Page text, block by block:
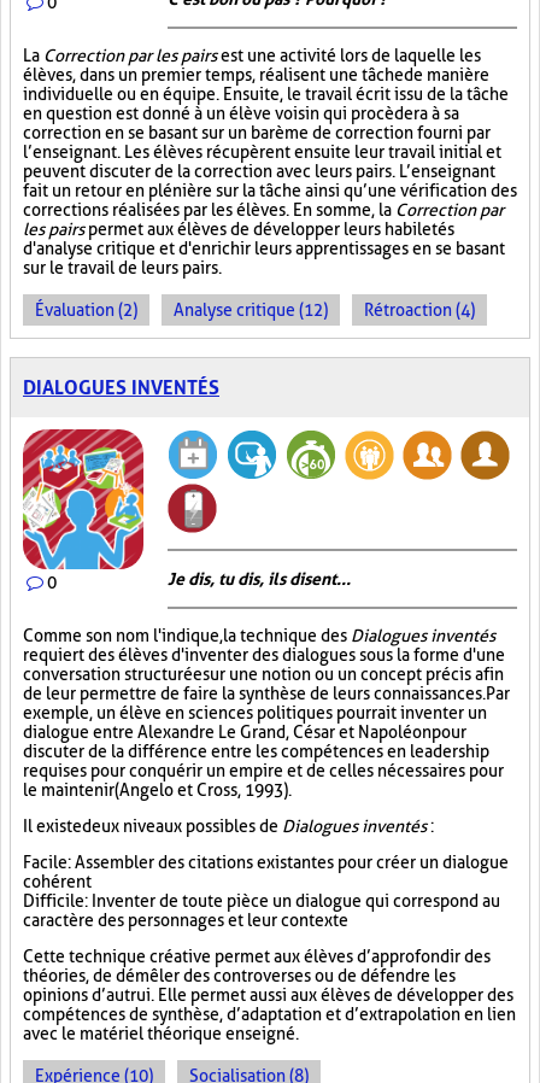
La Correction par les pairsest une activité lors de laquelle les
élèves, dans un premier temps, réalisent une tâche de manière
individuelle ou en équipe. Ensuite, le travail écrit issu de la tâche
en question est donné à un élève voisin qui procèdera à sa
correction en se basant sur un barème de correction fourni par
l’enseignant. Les élèves récupèrent ensuite leur travail initial et
peuvent discuter de la correction avec leurs pairs. L’enseignant
fait un retour en plénière sur la tâche ainsi qu’une vérification des
corrections réalisées par les élèves. En somme, la Correction par
les pairspermet aux élèves de développer leurs habiletés
d'analyse critique et d'enrichir leurs apprentissages en se basant
sur le travail de leurs pairs.
Évaluation (2) Analyse critique (12) Rétroaction (4)
DIALOGUES INVENTÉS
0 Je dis, tu dis, ils disent...
Comme son nom l'indique, la technique des Dialogues inventés
requiert des élèves d'inventer des dialogues sous la forme d'une
conversation structurée sur une notion ou un concept précis afin
de leur permettre de faire la synthèse de leurs connaissances. Par
exemple, un élève en sciences politiques pourrait inventer un
dialogue entre Alexandre Le Grand, César et Napoléon pour
discuter de la différence entre les compétences en leadership
requises pour conquérir un empire et de celles nécessaires pour
le maintenir (Angelo et Cross, 1993).
Il existe deux niveaux possibles de Dialogues inventés:
Facile : Assembler des citations existantes pour créer un dialogue
cohérent
Difficile : Inventer de toute pièce un dialogue qui correspond au
caractère des personnages et leur contexte
Cette technique créative permet aux élèves d’approfondir des
théories, de démêler des controverses ou de défendre les
opinions d’autrui. Elle permet aussi aux élèves de développer des
compétences de synthèse, d’adaptation et d’extrapolation en lien
avec le matériel théorique enseigné.
Expérience (10) Socialisation (8)